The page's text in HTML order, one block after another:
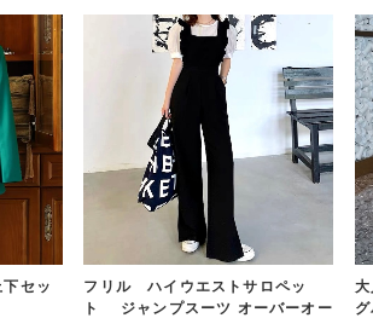
セッ
フリル ハイウエストサロペッ
ト ジャンプスーツ オーバーオー